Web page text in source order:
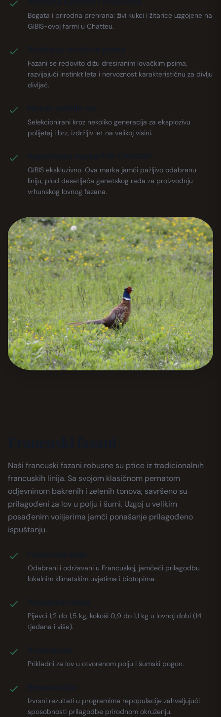
Bogata i prirodna prehrana: živi kukci i žitarice uzgojene na
GIBIS-ovoj farmi u Chatteu.
Fazani se redovito dižu dresiranim lovačkim psima,
razvijajući instinkt leta i nervoznost karakterističnu za divlju
divljač.
Selekcionirani kroz nekoliko generacija za eksplozivu
polijetaj i brz, izdržljiv let na velikoj visini.
GIBIS ekskluzivno. Ova marka jamči pažljivo odabranu
liniju, plod desetljeća genetskog rada za proizvodnju
vrhunskog lovnog fazana.
Naši francuski fazani robusne su ptice iz tradicionalnih
francuskih linija. Sa svojom klasičnom pernatom
odjevninom bakrenih i zelenih tonova, savršeno su
prilagođeni za lov u polju i šumi. Uzgoj u velikim
posađenim volijerima jamči ponašanje prilagođeno
ispuštanju.
Odabrani i održavani u Francuskoj, jamčeći prilagodbu
lokalnim klimatskim uvjetima i biotopima.
Pijevci 1,2 do 1,5 kg, kokoši 0,9 do 1,1 kg u lovnoj dobi (14
tjedana i više).
Prikladni za lov u otvorenom polju i šumski pogon.
Izvrsni rezultati u programima repopulacije zahvaljujući
sposobnosti prilagodbe prirodnom okruženju.